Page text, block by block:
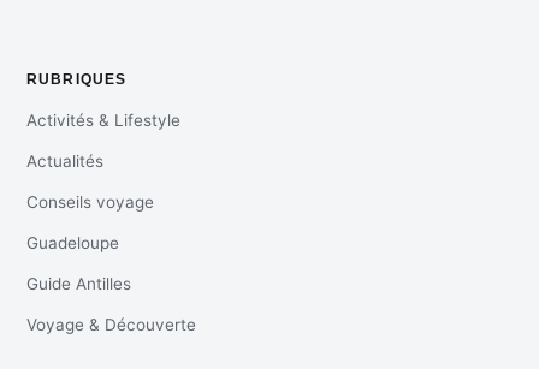
RUBRIQUES
Activités & Lifestyle
Actualités
Conseils voyage
Guadeloupe
Guide Antilles
Voyage & Découverte